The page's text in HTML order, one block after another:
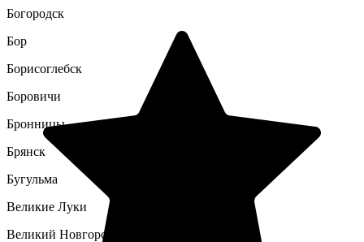
Богородск
Бор
Борисоглебск
Боровичи
Бронницы
Брянск
Бугульма
Великие Луки
Великий Новгород